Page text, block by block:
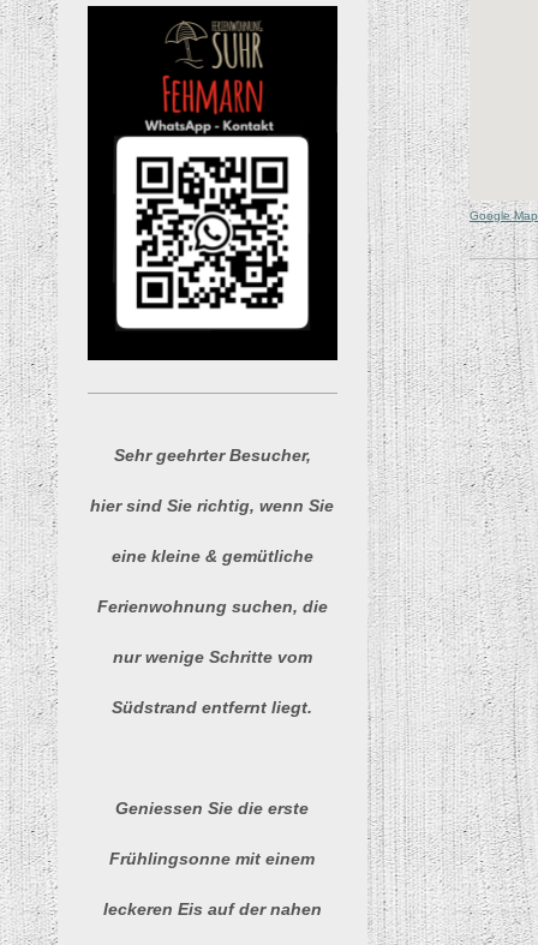
Google
Sehr geehrter Besucher,
hier sind Sie richtig, wenn Sie
eine kleine & gemütliche
Ferienwohnung suchen, die
nur wenige Schritte vom
Südstrand entfernt liegt.
Geniessen Sie die erste
Frühlingsonne mit einem
leckeren Eis auf der nahen